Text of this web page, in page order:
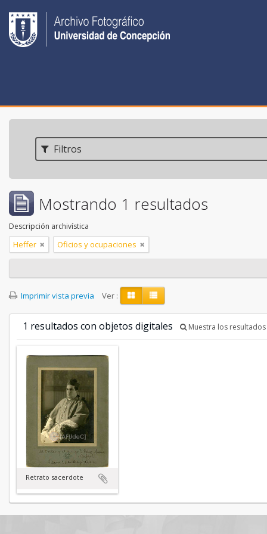
Filtros
Mostrando 1 resultados
Descripción archivística
Heffer Oficios y ocupaciones
Imprimir vista previa Ver :
1 resultados con objetos digitales Muestra los
Retrato sacerdote